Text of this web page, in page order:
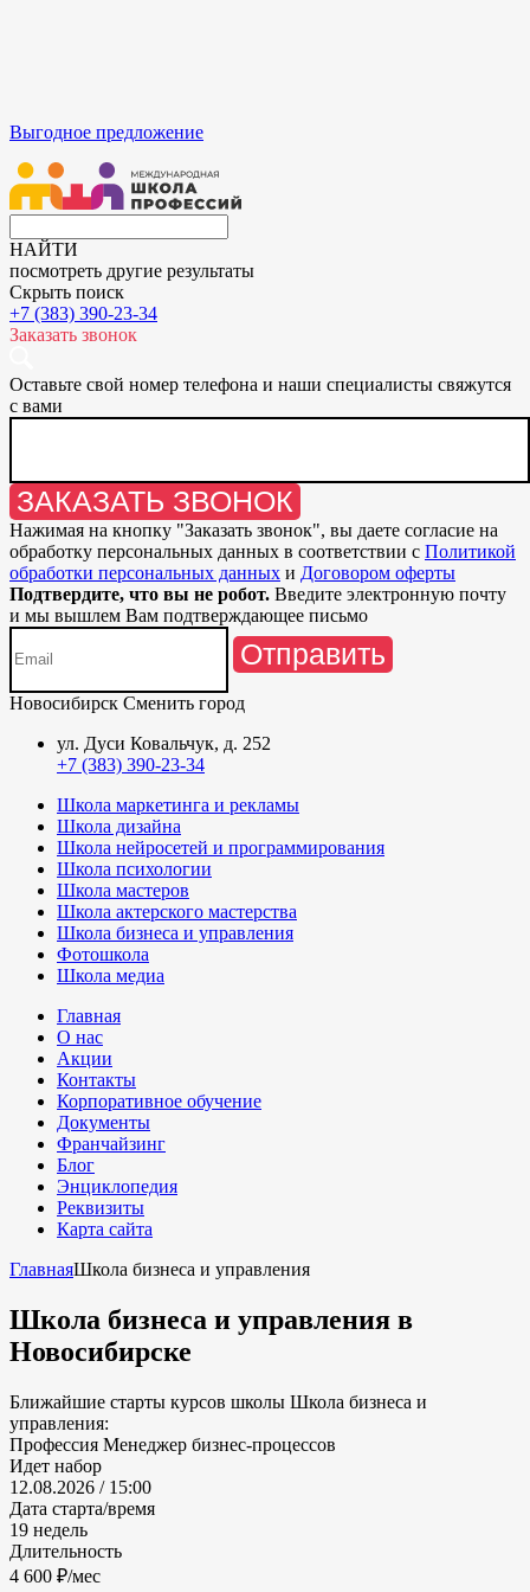
Выгодное предложение
НАЙТИ
посмотреть другие результаты
Скрыть поиск
+7 (383) 390-23-34
Заказать звонок
Оставьте свой номер телефона и наши специалисты свяжутся
с вами
ЗАКАЗАТЬ ЗВОНОК
Нажимая на кнопку "Заказать звонок", вы даете согласие на
обработку персональных данных в соответствии с Политикой
обработки персональных данных и Договором оферты
Подтвердите, что вы не робот. Введите электронную почту
и мы вышлем Вам подтверждающее письмо
Отправить
Новосибирск Сменить город
ул. Дуси Ковальчук, д. 252
+7 (383) 390-23-34
Школа маркетинга и рекламы
Школа дизайна
Школа нейросетей и программирования
Школа психологии
Школа мастеров
Школа актерского мастерства
Школа бизнеса и управления
Фотошкола
Школа медиа
Главная
О нас
Акции
Контакты
Корпоративное обучение
Документы
Франчайзинг
Блог
Энциклопедия
Реквизиты
Карта сайта
ГлавнаяШкола бизнеса и управления
Школа бизнеса и управления в
Новосибирске
Ближайшие старты курсов школы Школа бизнеса и
управления:
Профессия Менеджер бизнес-процессов
Идет набор
12.08.2026 / 15:00
Дата старта/время
19 недель
Длительность
4 600 ₽/мес